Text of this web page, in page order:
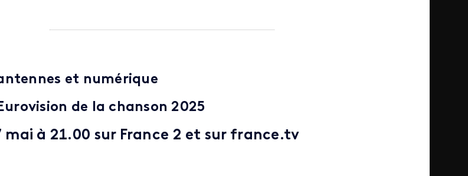
et numérique
de la chanson 2025
mai à 21.00 sur France 2 et sur france.tv